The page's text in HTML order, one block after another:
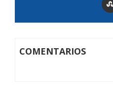
COMENTARIOS